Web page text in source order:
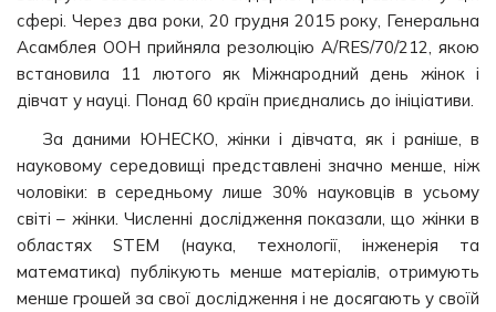
сфері. Через два роки, 20 грудня 2015 року, Генеральна
Асамблея ООН прийняла резолюцію A/RES/70/212, якою
встановила 11 лютого як Міжнародний день жінок і
дівчат у науці. Понад 60 країн приєднались до ініціативи.
За даними ЮНЕСКО, жінки і дівчата, як і раніше, в
науковому середовищі представлені значно менше, ніж
чоловіки: в середньому лише 30% науковців в усьому
світі – жінки. Численні дослідження показали, що жінки в
областях STEM (наука, технології, інженерія та
математика) публікують менше матеріалів, отримують
менше грошей за свої дослідження і не досягають у своїй